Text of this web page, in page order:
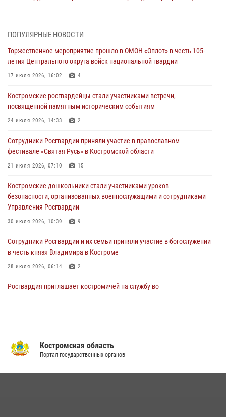
04 августа 2026, 11:35
Состоялась рабочая встреча директора Росгвардии Героя России
генерала армии Виктора Золотова с заместителем полномочного
представителя Президента Российской Федерации в Северо-
31 июля 2026, 07:08 4
Росгвардейцы знакомят костромичей со службой в ведомстве
Костромские дошкольники стали участниками уроков
безопасности, организованных военнослужащими и сотрудниками
30 июля 2026, 10:39 9
Костромичи активно используют портал «Единых государственных
услуг» для получения услуг по линии Росгвардии
ПОПУЛЯРНЫЕ НОВОСТИ
Торжественное мероприятие прошло в ОМОН «Оплот» в честь 105-
летия Центрального округа войск национальной гвардии
17 июля 2026, 16:02 4
Костромские росгвардейцы стали участниками встречи,
посвященной памятным историческим событиям
24 июля 2026, 14:33 2
Сотрудники Росгвардии приняли участие в православном
фестивале «Святая Русь» в Костромской области
21 июля 2026, 07:10 15
Костромские дошкольники стали участниками уроков
безопасности, организованных военнослужащими и сотрудниками
Управления Росгвардии
30 июля 2026, 10:39 9
Cотрудники Росгвардии и их семьи приняли участие в богослужении
в честь князя Владимира в Костроме
28 июля 2026, 06:14 2
Росгвардия приглашает костромичей на службу во
посвященные 108-й годовщине со дня рождения генерала армии
Ивана Кирилловича Яковлева
Костромская область
Портал государственных органов